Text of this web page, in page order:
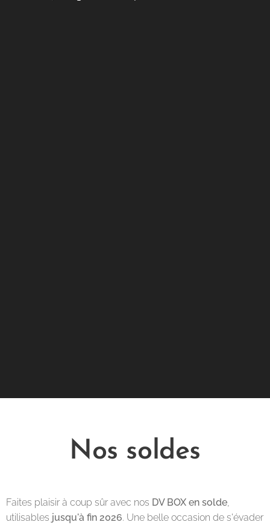
Nos soldes
Faites plaisir à coup sûr avec nos DV BOX en solde,
utilisables jusqu'à fin 2026. Une belle occasion de s'évader